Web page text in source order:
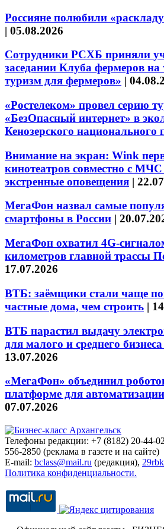
Россияне полюбили
| 05.08.2026
Сотрудники РСХБ приняли
заседании Клуба фермеров
туризм для фермеров» |
«Ростелеком» провел серию
«БезОпасный интернет» в
Кенозерского национального
Внимание на экран: Wink
кинотеатров совместно с МЧС
экстренные оповещения |
МегаФон назвал самые
смартфоны в России |
МегаФон охватил 4G-
километров главной трассы
17.07.2026
ВТБ: заёмщики стали чаще
частные дома, чем строить |
ВТБ нарастил выдачу
для малого и среднего
13.07.2026
«МегаФон» объединил
платформе для
07.07.2026
Телефоны редакции: +7 (8182) 20-44-
556-2850 (реклама в газете и на сайте)
E-mail: bclass@mail.ru (редакция),
Политика конфиденциальности.